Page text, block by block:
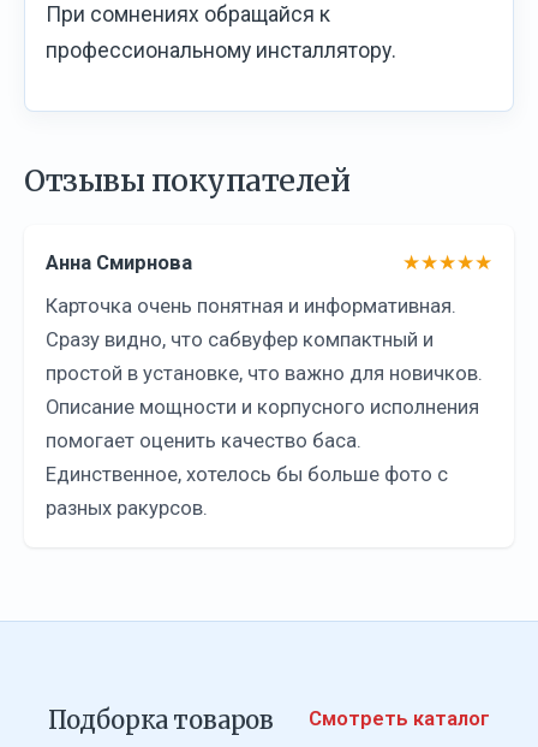
При сомнениях обращайся к
профессиональному инсталлятору.
Отзывы покупателей
Анна Смирнова
★★★★★
Карточка очень понятная и информативная.
Сразу видно, что сабвуфер компактный и
простой в установке, что важно для новичков.
Описание мощности и корпусного исполнения
помогает оценить качество баса.
Единственное, хотелось бы больше фото с
разных ракурсов.
Подборка товаров Смотреть каталог